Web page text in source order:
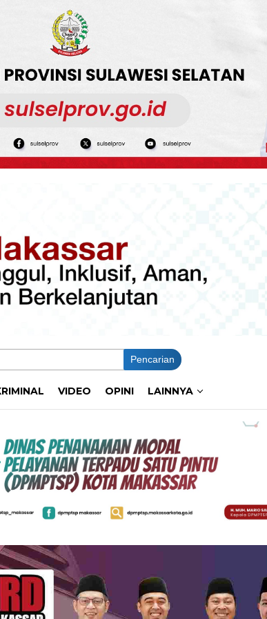
Pencarian
VIDEO OPINI LAINNYA